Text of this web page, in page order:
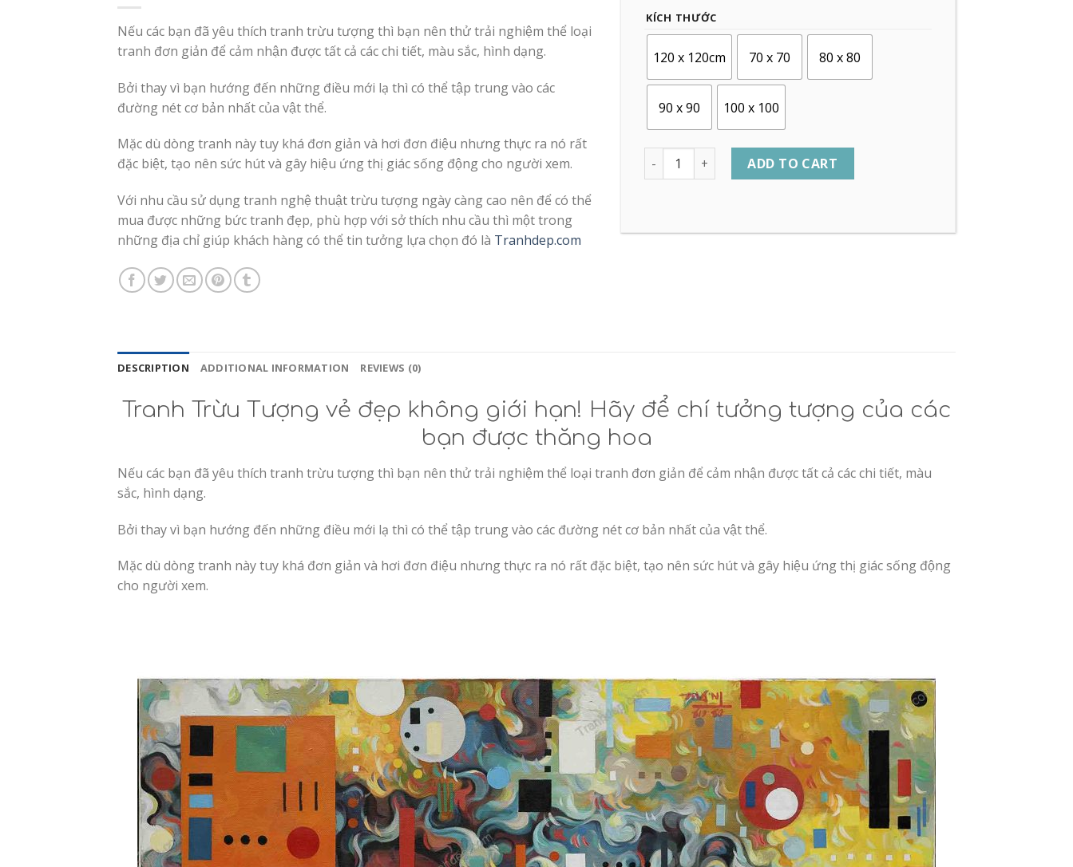
Nếu các bạn đã yêu thích tranh trừu tượng thì bạn nên thử trải nghiệm thể loại
tranh đơn giản để cảm nhận được tất cả các chi tiết, màu sắc, hình dạng.
Bởi thay vì bạn hướng đến những điều mới lạ thì có thể tập trung vào các
đường nét cơ bản nhất của vật thể.
Mặc dù dòng tranh này tuy khá đơn giản và hơi đơn điệu nhưng thực ra nó rất
đặc biệt, tạo nên sức hút và gây hiệu ứng thị giác sống động cho người xem.
Với nhu cầu sử dụng tranh nghệ thuật trừu tượng ngày càng cao nên để có thể
mua được những bức tranh đẹp, phù hợp với sở thích nhu cầu thì một trong
những địa chỉ giúp khách hàng có thể tin tưởng lựa chọn đó là Tranhdep.com
KÍCH THƯỚC
120 x 120cm 70 x 70 80 x 80
90 x 90 100 x 100
Quantity ADD TO CART
DESCRIPTION ADDITIONAL INFORMATION REVIEWS (0)
Tranh Trừu Tượng vẻ đẹp không giới hạn! Hãy để chí tưởng tượng của các
bạn được thăng hoa
Nếu các bạn đã yêu thích tranh trừu tượng thì bạn nên thử trải nghiệm thể loại tranh đơn giản để cảm nhận được tất cả các chi tiết, màu
sắc, hình dạng.
Bởi thay vì bạn hướng đến những điều mới lạ thì có thể tập trung vào các đường nét cơ bản nhất của vật thể.
Mặc dù dòng tranh này tuy khá đơn giản và hơi đơn điệu nhưng thực ra nó rất đặc biệt, tạo nên sức hút và gây hiệu ứng thị giác sống động
cho người xem.